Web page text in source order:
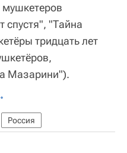
спустя", "Тайна
тридцать лет
Мазарини").
Россия